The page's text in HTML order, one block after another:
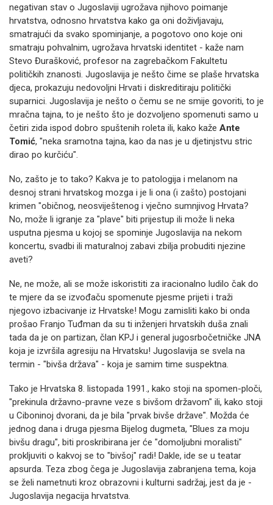
negativan stav o Jugoslaviji ugrožava njihovo poimanje
hrvatstva, odnosno hrvatstva kako ga oni doživljavaju,
smatrajući da svako spominjanje, a pogotovo ono koje oni
smatraju pohvalnim, ugrožava hrvatski identitet - kaže nam​
Stevo Đurašković, profesor na zagrebačkom Fakultetu
političkih znanosti. Jugoslavija je nešto čime se plaše hrvatska
djeca, prokazuju nedovoljni Hrvati i diskreditiraju politički
suparnici. Jugoslavija je nešto o čemu se ne smije govoriti, to je
mračna tajna, to je nešto što je dozvoljeno spomenuti samo u
četiri zida ispod dobro spuštenih roleta ili, kako kaže Ante
Tomić, "neka sramotna tajna, kao da nas je u djetinjstvu stric
dirao po kurčiću".
No, zašto je to tako? Kakva je to patologija i melanom na
desnoj strani hrvatskog mozga i je li ona (i zašto) postojani
krimen "običnog, neosviještenog i vječno sumnjivog Hrvata?
No, može li igranje za "plave" biti prijestup ili može li neka
usputna pjesma u kojoj se spominje Jugoslavija na nekom
koncertu, svadbi ili maturalnoj zabavi zbilja probuditi njezine
aveti?
Ne, ne može, ali se može iskoristiti za iracionalno ludilo čak do
te mjere da se izvođaču spomenute pjesme prijeti i traži
njegovo izbacivanje iz Hrvatske! Mogu zamisliti kako bi onda
prošao Franjo Tuđman da su ti inženjeri hrvatskih duša znali
tada da je on partizan, član KPJ i general jugosrbočetničke JNA
koja je izvršila agresiju na Hrvatsku! Jugoslavija se svela na
termin - "bivša država" - koja je samim time suspektna.
Tako je Hrvatska 8. listopada 1991., kako stoji na spomen-ploči,
"prekinula državno-pravne veze s bivšom državom" ili, kako stoji
u Ciboninoj dvorani, da je bila "prvak bivše države". Možda će
jednog dana i druga pjesma Bijelog dugmeta, "Blues za moju
bivšu dragu", biti proskribirana jer će "domoljubni moralisti"
prokljuviti o kakvoj se to "bivšoj" radi! Dakle, ide se u teatar
apsurda. Teza zbog čega je Jugoslavija zabranjena tema, koja
se želi nametnuti kroz obrazovni i kulturni sadržaj, jest da je -
Jugoslavija negacija hrvatstva.